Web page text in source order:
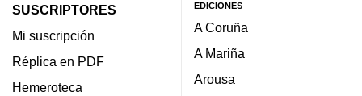
SUSCRIPTORES
Mi suscripción
Réplica en PDF
Hemeroteca
EDICIONES
A Coruña
A Mariña
Arousa